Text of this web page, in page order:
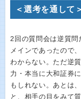
＜選考を通して
2回の質問会は逆質
メインであったので
わからない。ただ逆
力・本当に大和証券
もしれない。あとは
と、相手の目をみて